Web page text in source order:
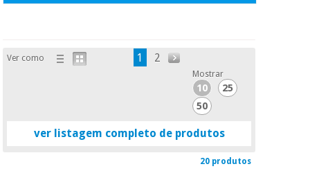
Ver como 1 2
Mostrar
10
25
50
ver listagem completo de produtos
20 produtos